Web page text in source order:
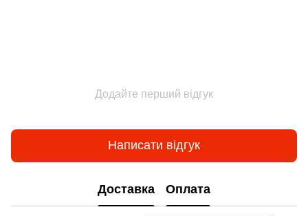
Додайте перший відгук
Написати відгук
Доставка Оплата